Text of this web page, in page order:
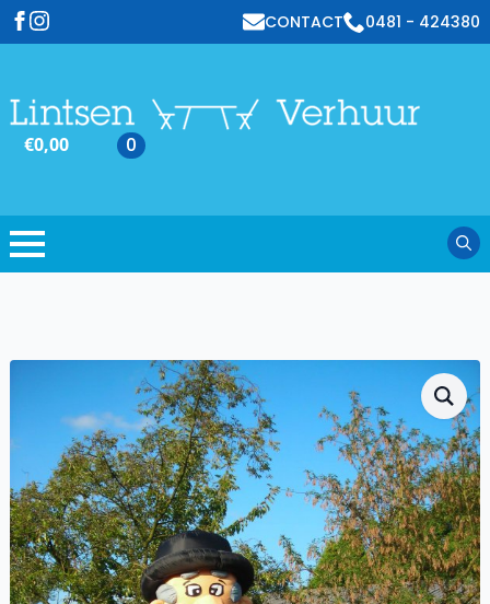
CONTACT 0481 - 424380
€0,00 0